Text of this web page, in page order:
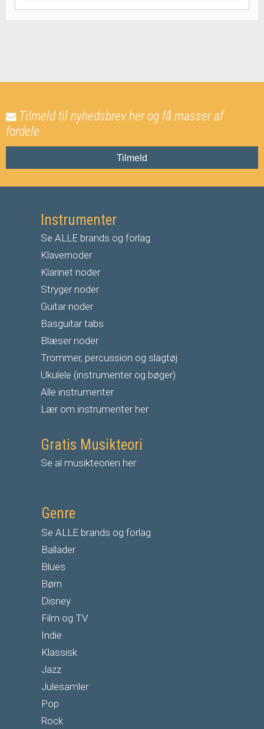
Tilmeld til nyhedsbrev her og få masser af
fordele
Tilmeld
Instrumenter
Se ALLE brands og forlag
Klavernoder
Klarinet noder
Stryger noder
Guitar noder
Basguitar tabs
Blæser noder
Trommer, percussion og slagtøj
Ukulele (instrumenter og bøger)
Alle instrumenter
Lær om instrumenter her
Gratis Musikteori
Se al musikteorien her
Genre
Se ALLE brands og forlag
Ballader
Blues
Børn
Disney
Film og TV
Indie
Klassisk
Jazz
Julesamler
Pop
Rock